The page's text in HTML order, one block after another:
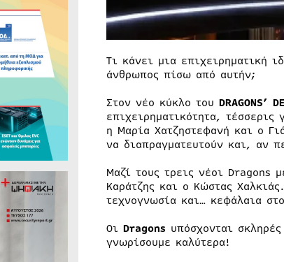
Τι κάνει μια επιχειρηματική
άνθρωπος πίσω από αυτήν;
Στον νέο κύκλο του DRAGONS’
επιχειρηματικότητα,
η Μαρία Χατζηστεφανή και ο
να διαπραγματευτούν και, αν
Μαζί τους τρεις νέοι Dragons
Καράτζης και ο Κώστας
τεχνογνωσία και… κεφάλαια
Οι Dragons υπόσχονται
γνωρίσουμε καλύτερα!